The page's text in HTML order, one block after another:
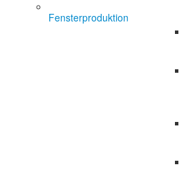
Fensterproduktion